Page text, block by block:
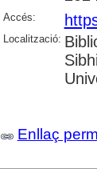
Accés:
Localització:
Enllaç